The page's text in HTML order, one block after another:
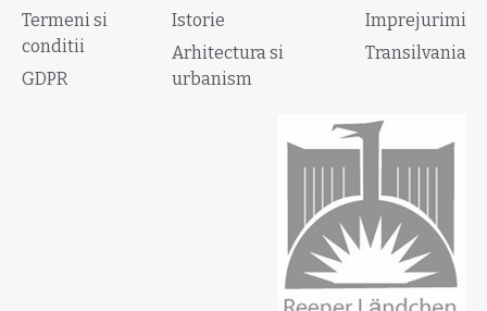
Termeni si
conditii
GDPR
Istorie
Arhitectura si
urbanism
Imprejurimi
Transilvania